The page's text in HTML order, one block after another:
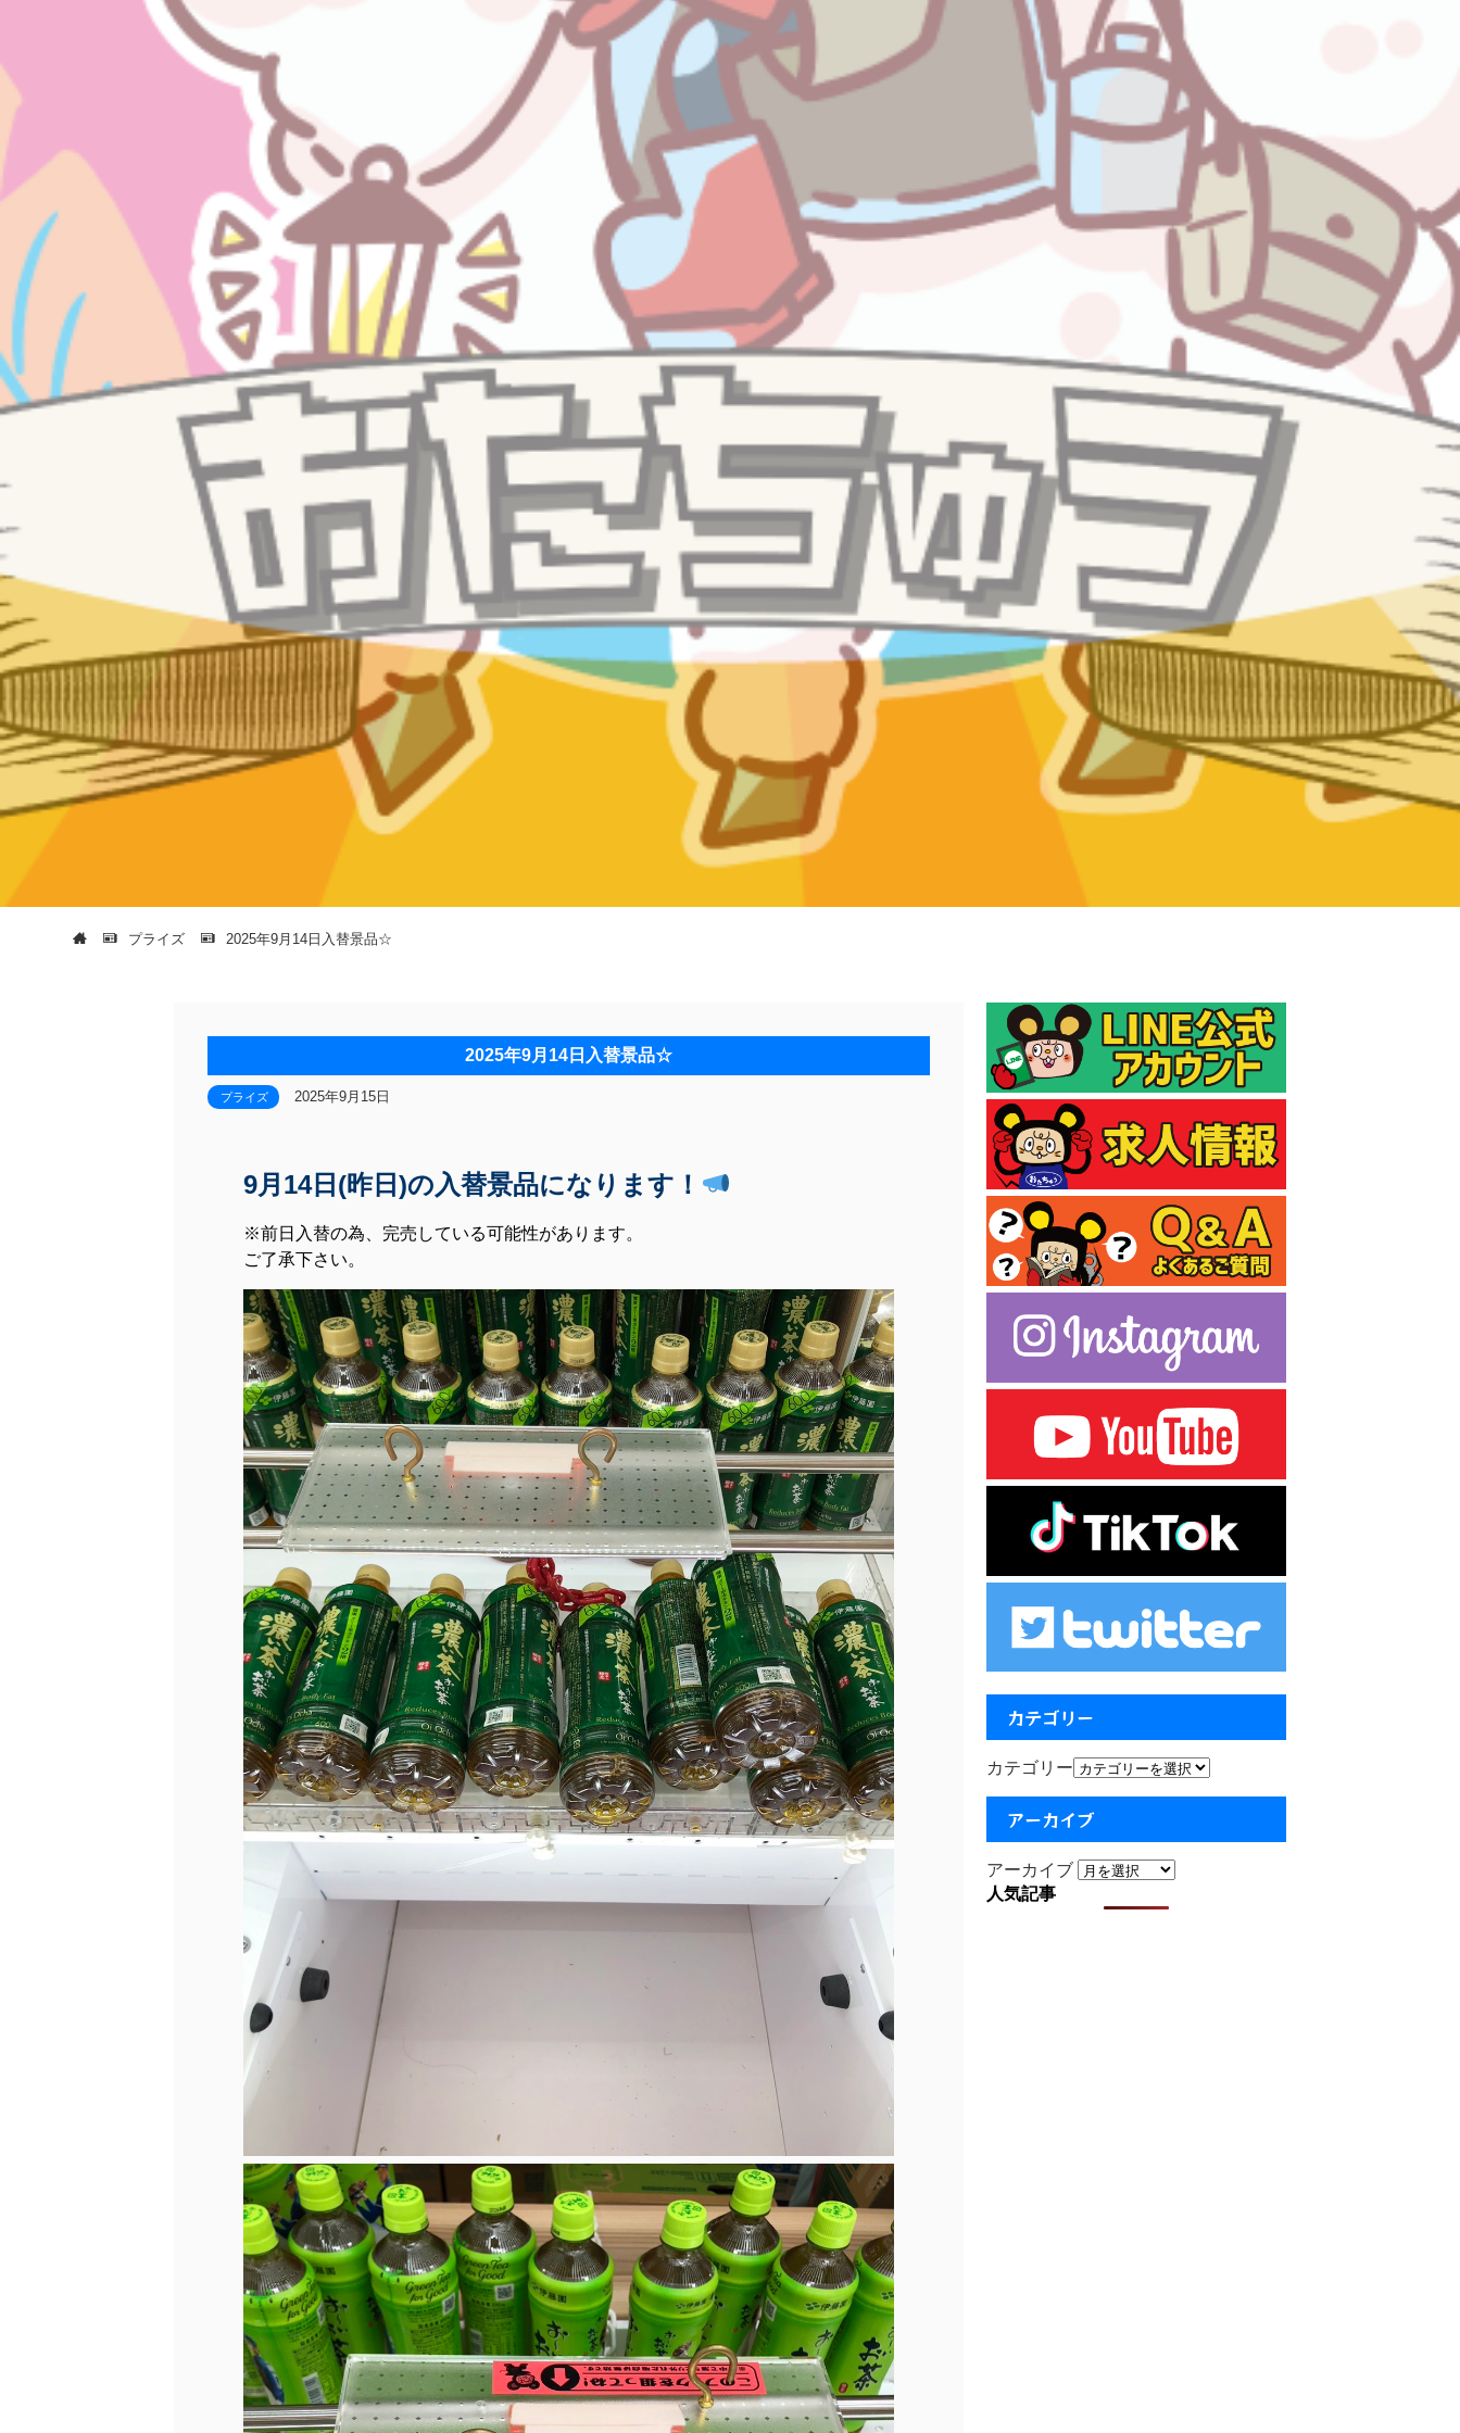
プライズ 2025年9月14日入替景品☆
2025年9月14日入替景品☆
プライズ 2025年9月15日
9月14日(昨日)の入替景品になります！
※前日入替の為、完売している可能性があります。
ご了承下さい。
カテゴリー
カテゴリー
アーカイブ
アーカイブ
人気記事